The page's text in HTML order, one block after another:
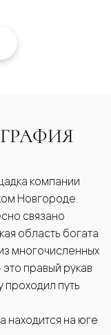
компании
Новгороде.
связано
область богата
многочисленных
правый рукав
путь
находится на юге